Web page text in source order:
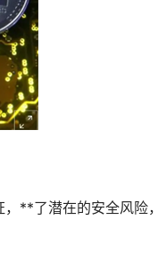
，**了潜在的安全风险